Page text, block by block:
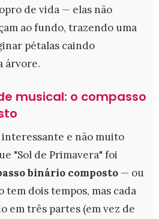
de vida — elas não
ao fundo, trazendo uma
pétalas caindo
árvore.
musical: o compasso
e não muito
"Sol de Primavera" foi
binário composto— ou
tem dois tempos, mas cada
em três partes (em vez de